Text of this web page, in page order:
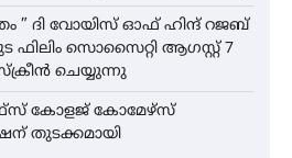
” ദി വോയിസ് ഓഫ് ഹിന്ദ് റജബ്
ഫിലിം സൊസൈറ്റി ആഗസ്റ്റ് 7
ചെയ്യുന്നു
കോളജ് കോമേഴ്‌സ്
തുടക്കമായി